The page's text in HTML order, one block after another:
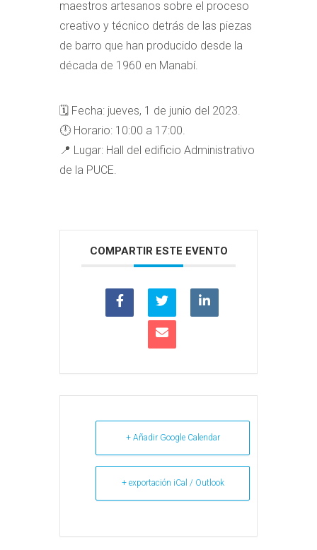
maestros artesanos sobre el proceso
creativo y técnico detrás de las piezas
de barro que han producido desde la
década de 1960 en Manabí.
🗓️ Fecha: jueves, 1 de junio del 2023.
🕛 Horario: 10:00 a 17:00.
📍 Lugar: Hall del edificio Administrativo
de la PUCE.
COMPARTIR ESTE EVENTO
+ Añadir Google Calendar
+ exportación iCal / Outlook